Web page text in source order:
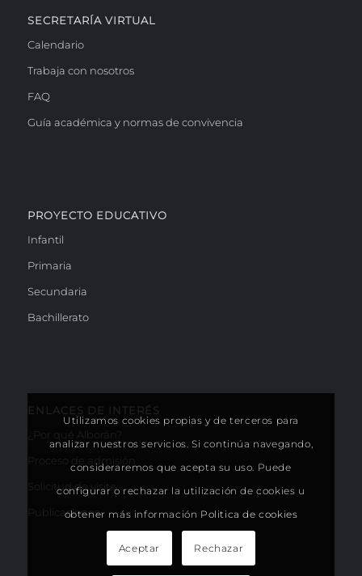
SECRETARÍA VIRTUAL
Calendario
Trabaja con nosotros
FAQ
Guía académica y normas de convivencia
PROYECTO EDUCATIVO
Infantil
Primaria
Secundaria
Bachillerato
ENLACES DE INTERÉS
¿Por qué Alborán?
Proceso de admisión
Solicitud de visita
Publicaciones
Utilizamos cookies propias y de terceros para
analizar nuestros servicios. Si continúa navegando,
consideraremos que acepta su uso. Puede
configurar o rechazar la utilización de cookies u
obtener más información Politica de cookies
Aceptar Rechazar